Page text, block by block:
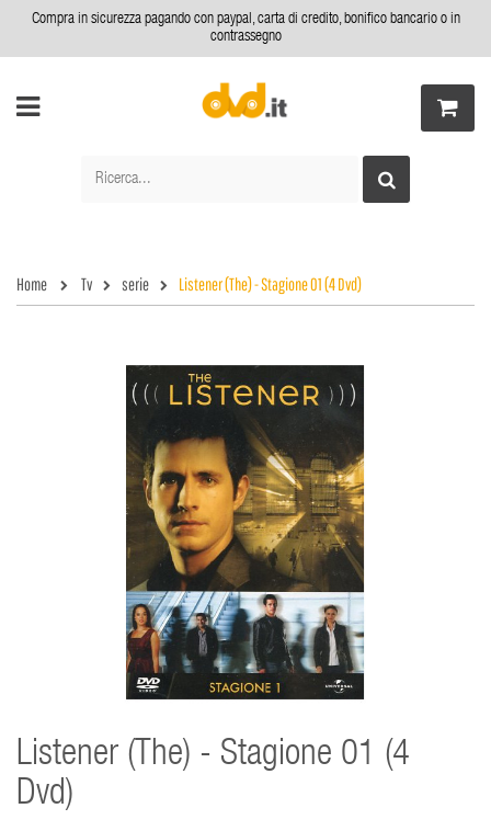
Compra in sicurezza pagando con paypal, carta di credito, bonifico bancario o in
contrassegno
Home Tv serie Listener (The) - Stagione 01 (4 Dvd)
Listener (The) - Stagione 01 (4
Dvd)